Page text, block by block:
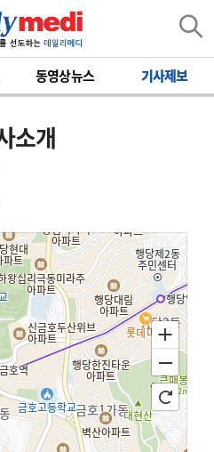
동영상뉴스 기사제보
소개